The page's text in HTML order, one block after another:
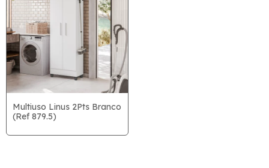
Multiuso Linus 2Pts Branco
(Ref 879.5)